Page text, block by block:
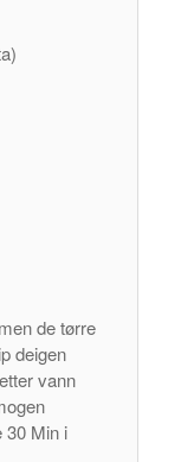
de tørre
deigen
vann
30 Min i